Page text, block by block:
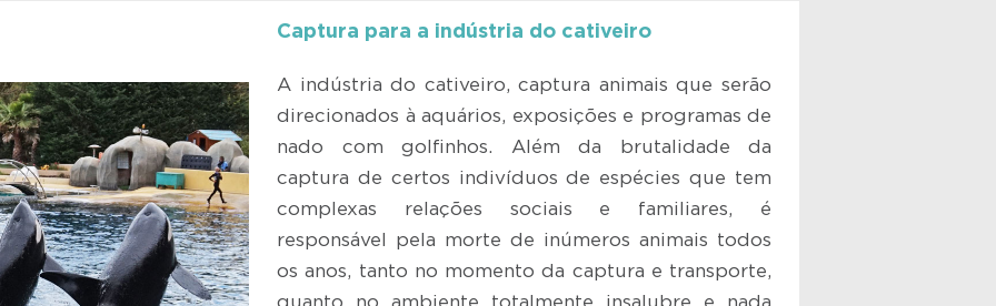
Captura para a indústria do cativeiro
A indústria do cativeiro, captura animais que serão
direcionados à aquários, exposições e programas de
nado com golfinhos. Além da brutalidade da
captura de certos indivíduos de espécies que tem
complexas relações sociais e familiares, é
responsável pela morte de inúmeros animais todos
os anos, tanto no momento da captura e transporte,
quanto no ambiente totalmente insalubre e nada